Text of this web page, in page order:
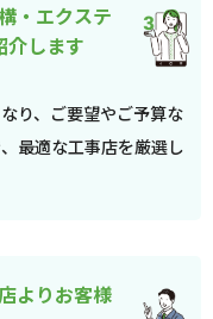
・エクステ
介します
り、ご要望やご予算な
最適な工事店を厳選し
よりお客様